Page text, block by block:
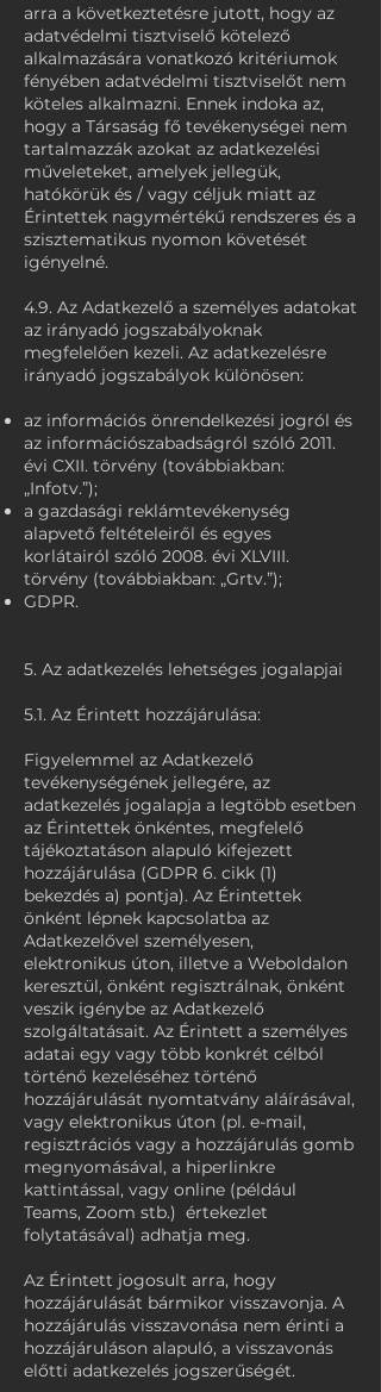
arra a következtetésre jutott, hogy az
adatvédelmi tisztviselő kötelező
alkalmazására vonatkozó kritériumok
fényében adatvédelmi tisztviselőt nem
köteles alkalmazni. Ennek indoka az,
hogy a Társaság fő tevékenységei nem
tartalmazzák azokat az adatkezelési
műveleteket, amelyek jellegük,
hatókörük és / vagy céljuk miatt az
Érintettek nagymértékű rendszeres és a
szisztematikus nyomon követését
igényelné.
4.9. Az Adatkezelő a személyes adatokat
az irányadó jogszabályoknak
megfelelően kezeli. Az adatkezelésre
irányadó jogszabályok különösen:
az információs önrendelkezési jogról és
az információszabadságról szóló 2011.
évi CXII. törvény (továbbiakban:
„Infotv.”);
a gazdasági reklámtevékenység
alapvető feltételeiről és egyes
korlátairól szóló 2008. évi XLVIII.
törvény (továbbiakban: „Grtv.”);
GDPR.
5. Az adatkezelés lehetséges jogalapjai
5.1. Az Érintett hozzájárulása:
Figyelemmel az Adatkezelő
tevékenységének jellegére, az
adatkezelés jogalapja a legtöbb esetben
az Érintettek önkéntes, megfelelő
tájékoztatáson alapuló kifejezett
hozzájárulása (GDPR 6. cikk (1)
bekezdés a) pontja). Az Érintettek
önként lépnek kapcsolatba az
Adatkezelővel személyesen,
elektronikus úton, illetve a Weboldalon
keresztül, önként regisztrálnak, önként
veszik igénybe az Adatkezelő
szolgáltatásait. Az Érintett a személyes
adatai egy vagy több konkrét célból
történő kezeléséhez történő
hozzájárulását nyomtatvány aláírásával,
vagy elektronikus úton (pl. e-mail,
regisztrációs vagy a hozzájárulás gomb
megnyomásával, a hiperlinkre
kattintással, vagy online (például
Teams, Zoom stb.) értekezlet
folytatásával) adhatja meg.
Az Érintett jogosult arra, hogy
hozzájárulását bármikor visszavonja. A
hozzájárulás visszavonása nem érinti a
hozzájáruláson alapuló, a visszavonás
előtti adatkezelés jogszerűségét.